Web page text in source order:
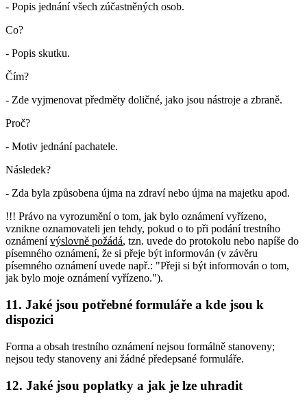
- Popis jednání všech zúčastněných osob.
Co?
- Popis skutku.
Čím?
- Zde vyjmenovat předměty doličné, jako jsou nástroje a zbraně.
Proč?
- Motiv jednání pachatele.
Následek?
- Zda byla způsobena újma na zdraví nebo újma na majetku apod.
!!! Právo na vyrozumění o tom, jak bylo oznámení vyřízeno,
vznikne oznamovateli jen tehdy, pokud o to při podání trestního
oznámenívýslovně požádá, tzn. uvede do protokolu nebo napíše do
písemného oznámení, že si přeje být informován (v závěru
písemného oznámení uvede např.: "Přeji si být informován o tom,
jak bylo moje oznámení vyřízeno.").
11. Jaké jsou potřebné formuláře a kde jsou k
dispozici
Forma a obsah trestního oznámení nejsou formálně stanoveny;
nejsou tedy stanoveny ani žádné předepsané formuláře.
12. Jaké jsou poplatky a jak je lze uhradit